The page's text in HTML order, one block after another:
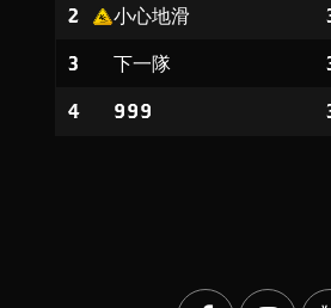
2 小心地滑
3 下一隊
4 999